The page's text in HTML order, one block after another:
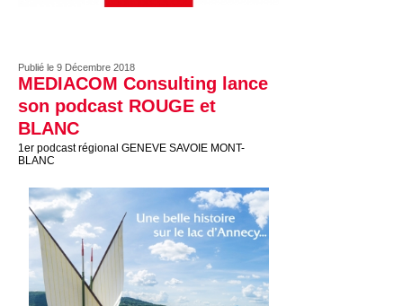
Publié le 9 Décembre 2018
MEDIACOM Consulting lance
son podcast ROUGE et
BLANC
1er podcast régional GENEVE SAVOIE MONT-
BLANC